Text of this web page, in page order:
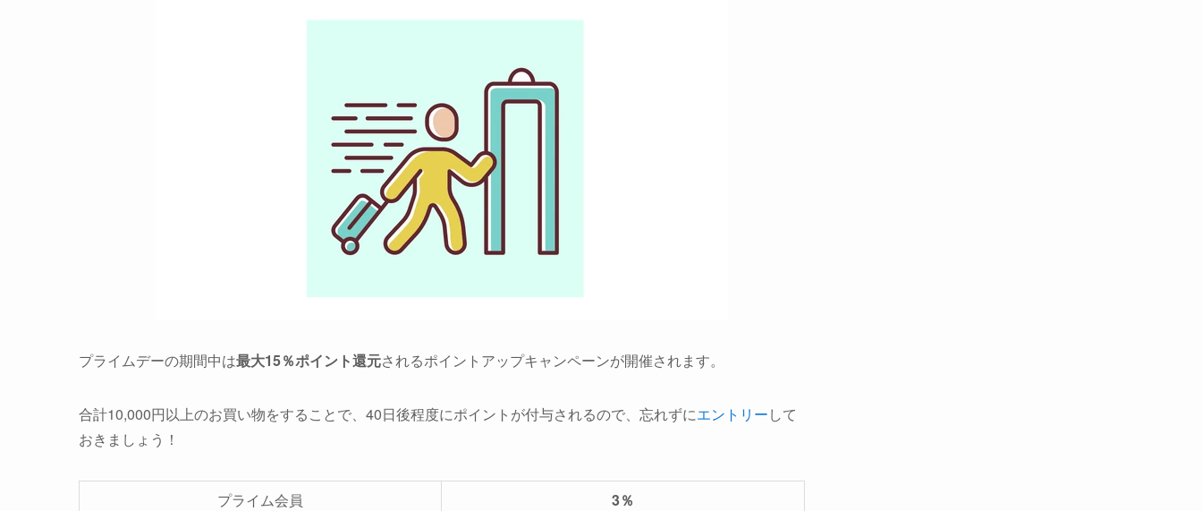
プライムデーの期間中は最大15％ポイント還元されるポイントアップキャンペーンが開催されます。
合計10,000円以上のお買い物をすることで、40日後程度にポイントが付与されるので、忘れずにエントリーして
おきましょう！
プライム会員
3％